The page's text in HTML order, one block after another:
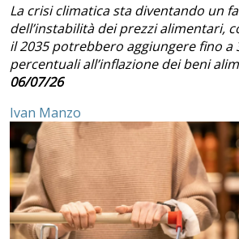
La crisi climatica sta diventando un
dell’instabilità dei prezzi alimentari,
il 2035 potrebbero aggiungere fino a
percentuali all’inflazione dei beni
06/07/26
Ivan Manzo